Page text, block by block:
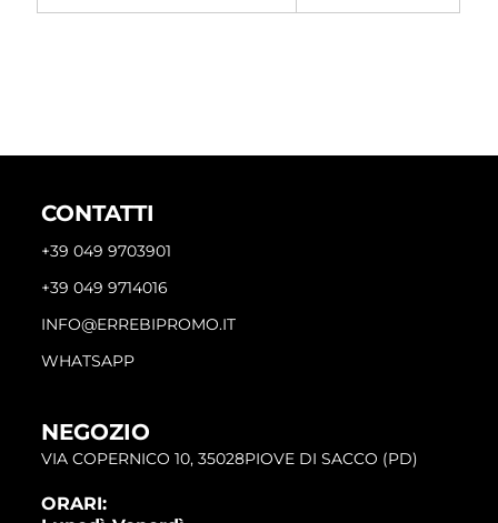
CONTATTI
+39 049 9703901
+39 049 9714016
INFO@ERREBIPROMO.IT
WHATSAPP
NEGOZIO
VIA COPERNICO 10, 35028PIOVE DI SACCO (PD)
ORARI: